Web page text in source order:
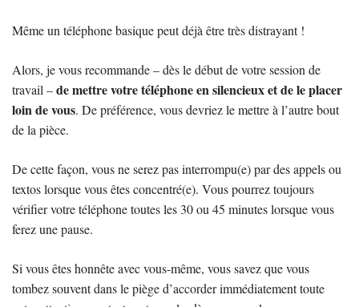
Même un téléphone basique peut déjà être très distrayant !
Alors, je vous recommande – dès le début de votre session de
travail –de mettre votre téléphone en silencieux et de le placer
loin de vous. De préférence, vous devriez le mettre à l’autre bout
de la pièce.
De cette façon, vous ne serez pas interrompu(e) par des appels ou
textos lorsque vous êtes concentré(e). Vous pourrez toujours
vérifier votre téléphone toutes les 30 ou 45 minutes lorsque vous
ferez une pause.
Si vous êtes honnête avec vous-même, vous savez que vous
tombez souvent dans le piège d’accorder immédiatement toute